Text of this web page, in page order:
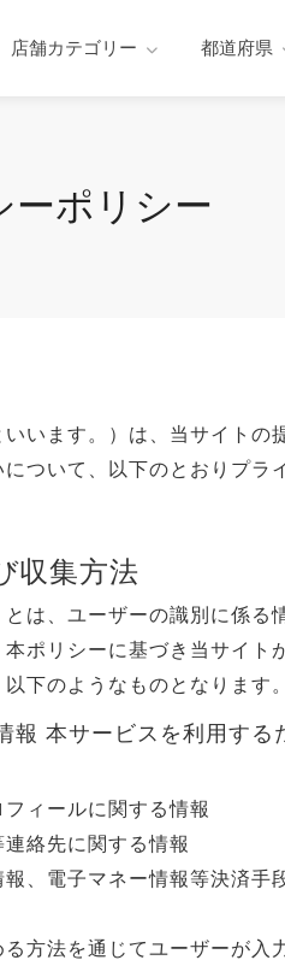
店舗カテゴリー 都道府県
ーポリシー
いいます。）は、当サイト
ついて、以下のとおりプラ
収集方法
は、ユーザーの識別に係
ポリシーに基づき当サイ
下のようなものとなります。
報 本サービスを利用す
ィールに関する情報
絡先に関する情報
、電子マネー情報等決済手
方法を通じてユーザーが入